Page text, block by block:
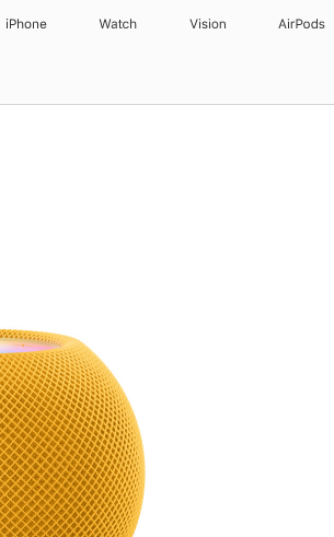
iPhone Watch Vision AirPods